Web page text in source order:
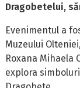
Dragobetelui,
Evenimentul a
Muzeului
Roxana Mihaela
explora